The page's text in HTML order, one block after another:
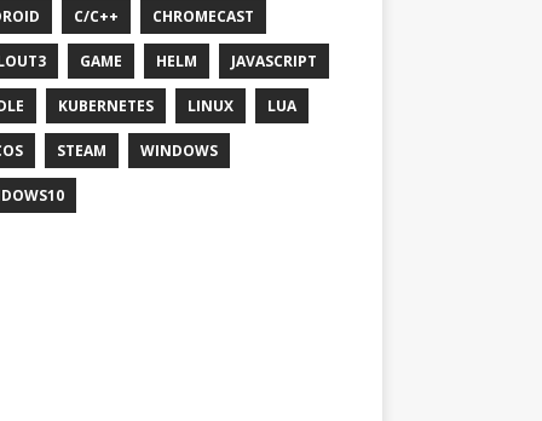
C/C++ CHROMECAST
GAME HELM JAVASCRIPT
KUBERNETES LINUX LUA
STEAM WINDOWS